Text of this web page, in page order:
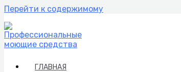
Перейти к содержимому
ГЛАВНАЯ